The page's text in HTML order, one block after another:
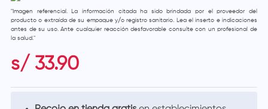
"Imagen referencial. La información citada ha sido brindada por el proveedor del
producto o extraída de su empaque y/o registro sanitario. Lea el inserto e indicaciones
antes de su uso. Ante cualquier reacción desfavorable consulte con un profesional de
la salud."
s/ 33.90